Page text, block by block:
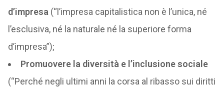
d’impresa (“l’impresa capitalistica non è l’unica, né
l’esclusiva, né la naturale né la superiore forma
d’impresa”);
Promuovere la diversità e l’inclusione sociale
(“Perché negli ultimi anni la corsa al ribasso sui diritti